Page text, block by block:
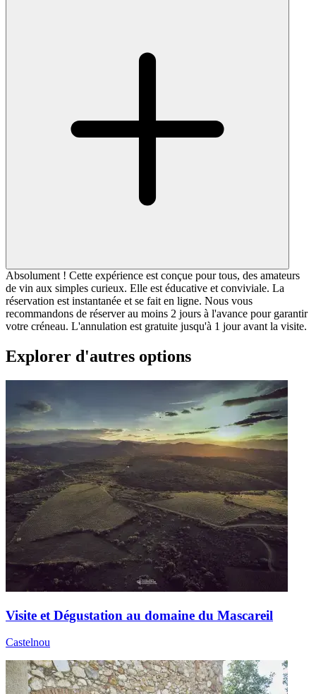
Absolument ! Cette expérience est conçue pour tous, des amateurs
de vin aux simples curieux. Elle est éducative et conviviale. La
réservation est instantanée et se fait en ligne. Nous vous
recommandons de réserver au moins 2 jours à l'avance pour garantir
votre créneau. L'annulation est gratuite jusqu'à 1 jour avant la visite.
Explorer d'autres options
Visite et Dégustation au domaine du Mascareil
Castelnou